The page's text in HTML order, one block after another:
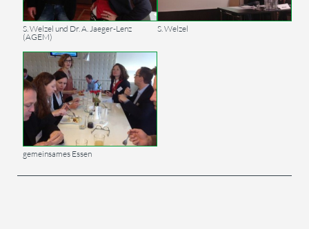
S. Welzel und Dr. A. Jaeger-Lenz
(AGEM)
S. Welzel
gemeinsames Essen